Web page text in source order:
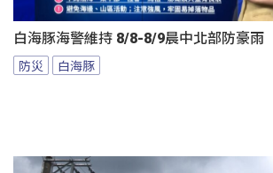
白海豚海警維持 8/8-8/9晨中北部防豪雨
防災 白海豚